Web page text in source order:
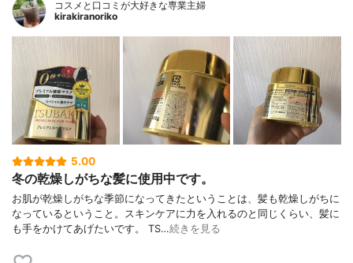
コスメと口コミが大好きな専業主婦
kirakiranoriko
5.00
冬の乾燥しがちな髪に使用中です。
お肌が乾燥しがちな季節になってきたということは、髪も乾燥しがちに
なっているということ。スキンケアに力を入れるのと同じくらい、髪に
も手をかけてあげたいです。 TS…続きを見る